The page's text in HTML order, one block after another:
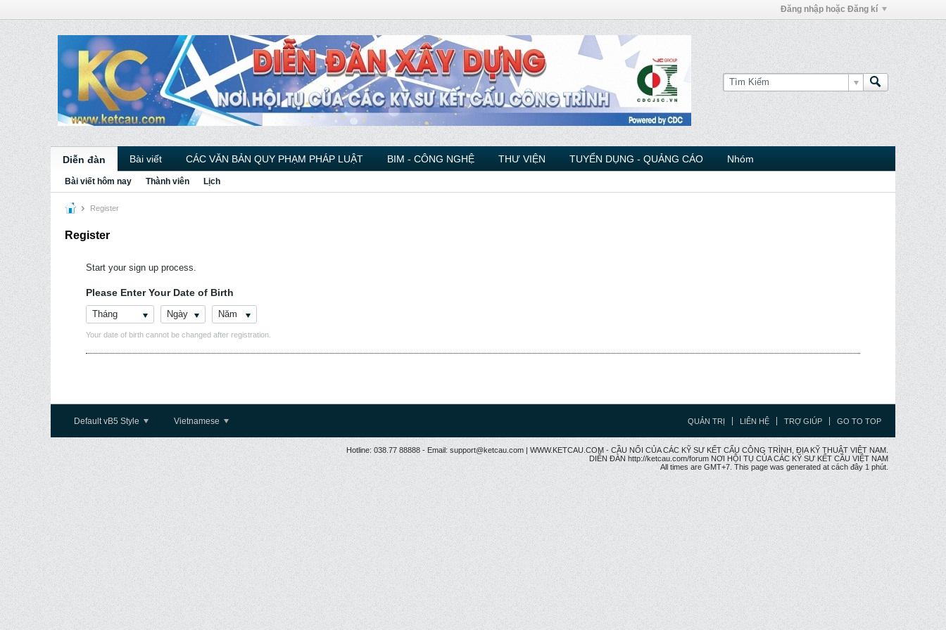
Đăng nhập hoặc Đăng kí
Diễn đàn Bài viết CÁC VĂN BẢN QUY PHẠM PHÁP LUẬT BIM - CÔNG NGHỆ THƯ VIỆN TUYỂN DỤNG - QUẢNG CÁO Nhóm
Bài viết hôm nay Thành viên Lịch
Register
Register
Start your sign up process.
Please Enter Your Date of Birth
Tháng Ngày Năm
Your date of birth cannot be changed after registration.
Default vB5 Style Vietnamese QUẢN TRỊ LIÊN HỆ TRỢ GIÚP GO TO TOP
Hotline: 038.77 88888 - Email: support@ketcau.com | WWW.KETCAU.COM - CẦU NỐI CỦA CÁC KỸ SƯ KẾT CẤU CÔNG TRÌNH, ĐỊA KỸ THUẬT VIỆT NAM.
DIỄN ĐÀN http://ketcau.com/forum NƠI HỘI TỤ CỦA CÁC KỸ SƯ KẾT CÂU VIỆT NAM
All times are GMT+7. This page was generated at cách đây 1 phút.